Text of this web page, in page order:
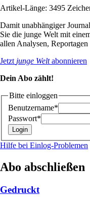
Artikel-Länge: 3495
Damit unabhängiger
Sie die junge Welt mit
allen Analysen,
Jetzt junge Weltabonnieren
Dein Abo zählt!
Bitte einloggen
Benutzername*
Passwort*
Hilfe bei Einlog-Problemen
Abo abschließen
Gedruckt